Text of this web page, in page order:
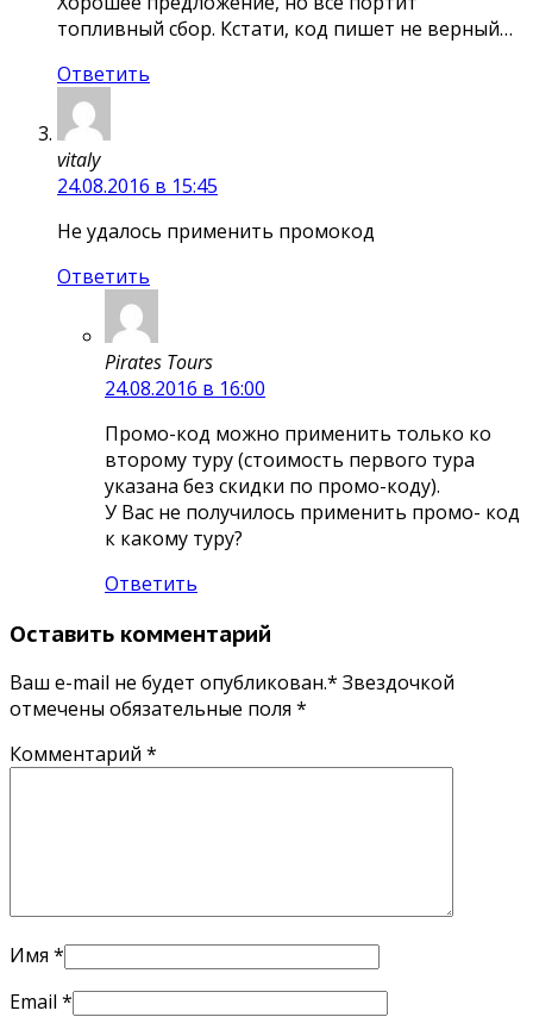
топливный сбор. Кстати, код пишет не верный…
Ответить
vitaly
24.08.2016 в 15:45
Не удалось применить промокод
Ответить
Pirates Tours
24.08.2016 в 16:00
Промо-код можно применить только ко
второму туру (стоимость первого тура
указана без скидки по промо-коду).
У Вас не получилось применить промо- код
к какому туру?
Ответить
Оставить комментарий
Ваш e-mail не будет опубликован.* Звездочкой
отмечены обязательные поля *
Комментарий *
Имя *
Email *